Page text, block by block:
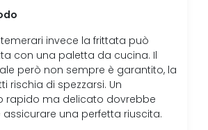
temerari invece la frittata può
con una paletta da cucina. Il
però non sempre è garantito, la
rischia di spezzarsi. Un
rapido ma delicato dovrebbe
una perfetta riuscita.